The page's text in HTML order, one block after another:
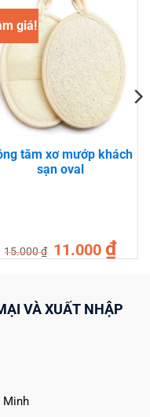
giá!
tăm xơ mướp khách
sạn oval
15.000₫
Giá
gốc
là:
11.000 ₫Giá
hiện
tại
VÀ XUẤT NHẬP
Minh